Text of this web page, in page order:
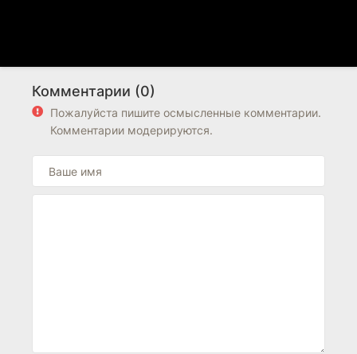
Комментарии (0)
Пожалуйста пишите осмысленные комментарии.
Комментарии модерируются.